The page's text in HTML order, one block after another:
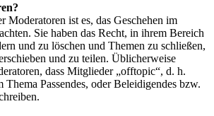
Moderatoren ist es, das Geschehen im
Sie haben das Recht, in ihrem Bereich
und zu löschen und Themen zu schließen,
und zu teilen. Üblicherweise
dass Mitglieder „offtopic“, d. h.
Thema Passendes, oder Beleidigendes bzw.